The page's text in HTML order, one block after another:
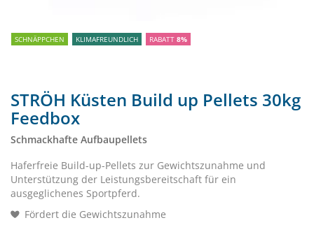
SCHNÄPPCHEN KLIMAFREUNDLICH RABATT 8%
STRÖH Küsten Build up Pellets 30kg
Feedbox
Schmackhafte Aufbaupellets
Haferfreie Build-up-Pellets zur Gewichtszunahme und
Unterstützung der Leistungsbereitschaft für ein
ausgeglichenes Sportpferd.
Fördert die Gewichtszunahme